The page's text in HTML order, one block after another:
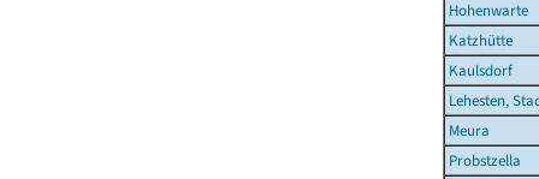
Hohenwarte
Katzhütte
Kaulsdorf
Lehesten,
Meura
Probstzella